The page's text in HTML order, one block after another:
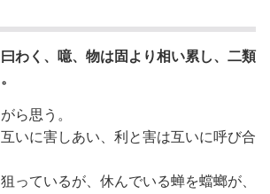
わく、噫、物は固より相い累し、二類
ら思う。
いに害しあい、利と害は互いに呼び合
っているが、休んでいる蝉を蟷螂が、